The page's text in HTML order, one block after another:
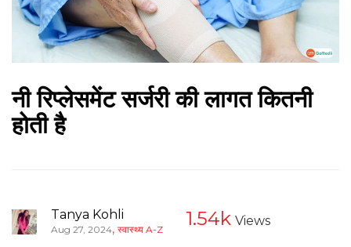
नी रिप्लेसमेंट सर्जरी की लागत कितनी
होती है
Tanya Kohli
Aug 27, 2024, स्वास्थ्य A-Z 1.54k Views